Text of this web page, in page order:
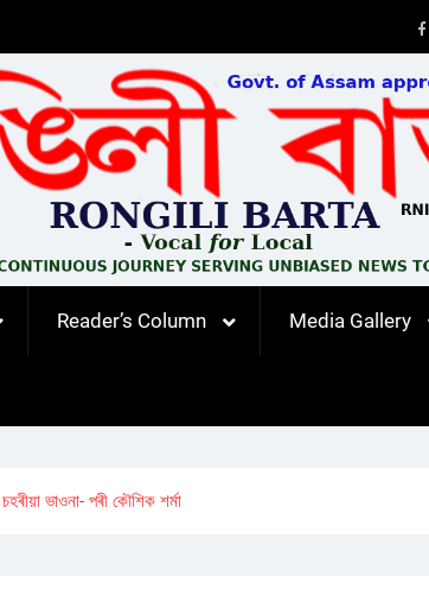
Reader’s Column Media Gallery
ভাওনা- পৰী কৌশিক শৰ্মা